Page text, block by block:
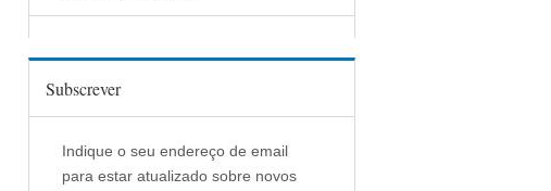
Subscrever
Indique o seu endereço de email
para estar atualizado sobre novos